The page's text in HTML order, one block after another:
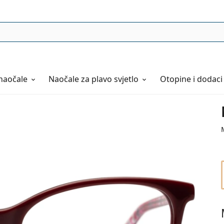
Naočaleza plavo svjetlo Otopine i dodaci